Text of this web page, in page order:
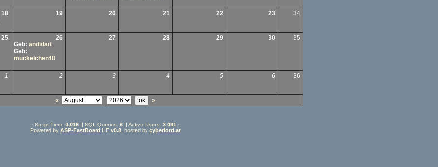
18
19 20 21 22 23 34
25
26
Geb: andidart
Geb:
muckelchen48
27 28 29 30 35
1 2 3 4 5 6 36
«
»
.: Script-Time: 0,016 || SQL-Queries: 6 || Active-Users: 3 091 :.
Powered by ASP-FastBoard HE v0.8 , hosted by cyberlord.at